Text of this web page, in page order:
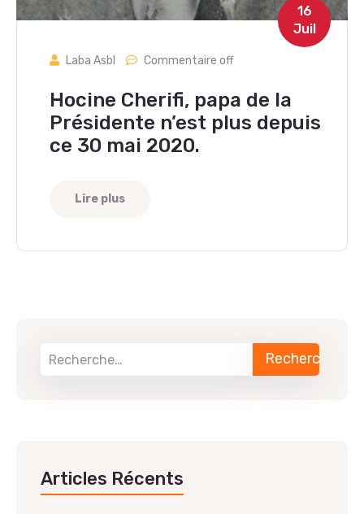
16
Juil
Laba Asbl Commentaire off
Hocine Cherifi, papa de la
Présidente n’est plus depuis
ce 30 mai 2020.
Lire plus
Articles Récents